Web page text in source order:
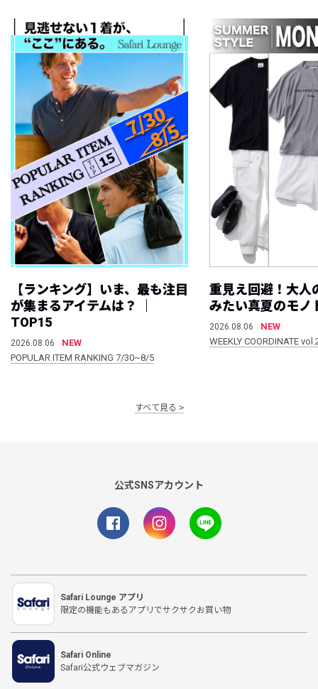
【ランキング】いま、最も注目
が集まるアイテムは？ ｜
TOP15
2026.08.06
NEW
POPULAR ITEM RANKING 7/30~8/5
重見え回避！大人
みたい真夏のモノ
2026.08.06
NEW
WEEKLY COORDINATE
すべて見る
公式SNSアカウント
Safari Lounge アプリ
限定の機能もあるアプリでサクサクお買い物
Safari Online
Safari公式ウェブマガジン